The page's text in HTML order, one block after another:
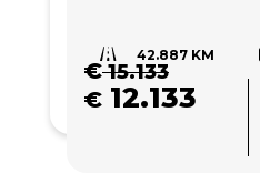
42.887 KM
€15.133
€ 12.133